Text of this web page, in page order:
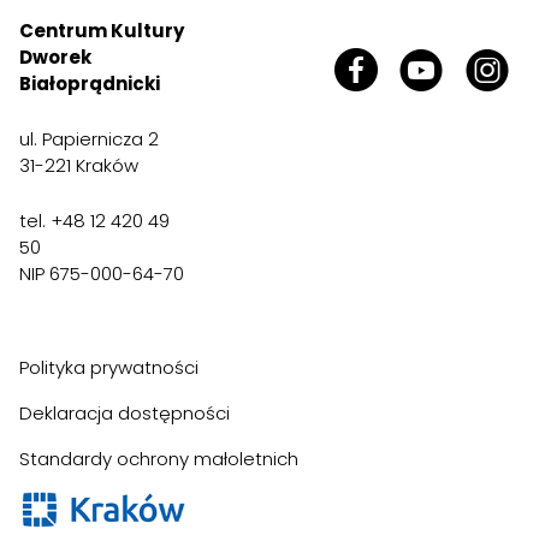
Centrum Kultury
Dworek
Białoprądnicki
ul. Papiernicza 2
31-221 Kraków
tel. +48 12 420 49
50
NIP 675-000-64-70
Polityka prywatności
Deklaracja dostępności
Standardy ochrony małoletnich